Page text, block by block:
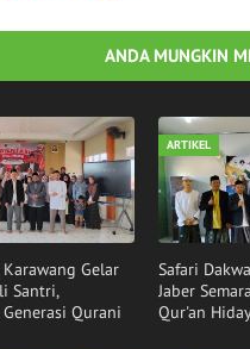
ANDA MUNGKIN
Gelar
Santri,
Qurani
ARTIKEL
Safari
Jaber
Qur'an